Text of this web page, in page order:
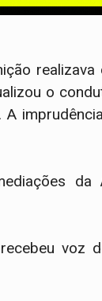
o
da
voz